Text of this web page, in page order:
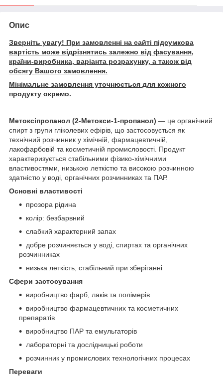
Опис
Зверніть увагу! При замовленні на сайті підсумкова
вартість може відрізнятись залежно від фасування,
країни-виробника, варіанта розрахунку, а також від
обсягу Вашого замовлення.
Мінімальне замовлення уточнюється для кожного
продукту окремо.
Метоксіпропанол (2-Метокси-1-пропанол) — це органічний
спирт з групи гліколевих ефірів, що застосовується як
технічний розчинник у хімічній, фармацевтичній,
лакофарбовій та косметичній промисловості. Продукт
характеризується стабільними фізико-хімічними
властивостями, низькою леткістю та високою розчинною
здатністю у воді, органічних розчинниках та ПАР.
Основні властивості
прозора рідина
колір: безбарвний
слабкий характерний запах
добре розчиняється у воді, спиртах та органічних
розчинниках
низька леткість, стабільний при зберіганні
Сфери застосування
виробництво фарб, лаків та полімерів
виробництво фармацевтичних та косметичних
препаратів
виробництво ПАР та емульгаторів
лабораторні та дослідницькі роботи
розчинник у промислових технологічних процесах
Переваги